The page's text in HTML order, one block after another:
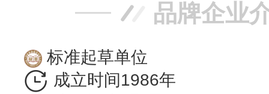
品牌企业
标准起草单位
成立时间1986年